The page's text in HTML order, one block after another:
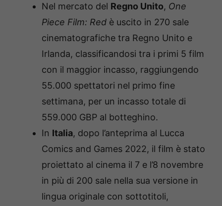
Nel mercato del Regno Unito, One
Piece Film: Red è uscito in 270 sale
cinematografiche tra Regno Unito e
Irlanda, classificandosi tra i primi 5 film
con il maggior incasso, raggiungendo
55.000 spettatori nel primo fine
settimana, per un incasso totale di
559.000 GBP al botteghino.
In Italia, dopo l’anteprima al Lucca
Comics and Games 2022, il film è stato
proiettato al cinema il 7 e l’8 novembre
in più di 200 sale nella sua versione in
lingua originale con sottotitoli,